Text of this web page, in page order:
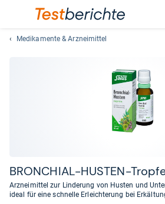
Medikamente & Arzneimittel
BRON­CHIAL-​HUS­TEN-​
Arzneimittel zur Linderung von Husten und
ideal für eine schnelle Erleichterung bei